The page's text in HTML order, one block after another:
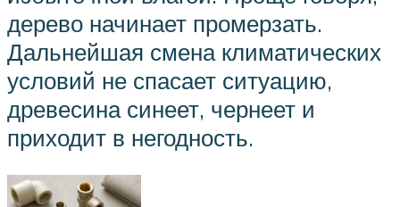
дерево начинает промерзать.
Дальнейшая смена климатических
условий не спасает ситуацию,
древесина синеет, чернеет и
приходит в негодность.